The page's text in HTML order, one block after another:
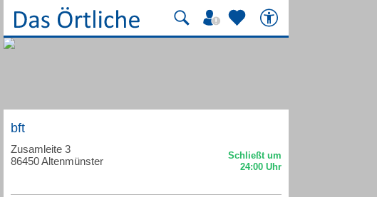
bft
Zusamleite 3
86450 Altenmünster